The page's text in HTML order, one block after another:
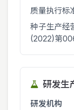
质量执行
种子生产经
(2022)第
研发生
研发机构